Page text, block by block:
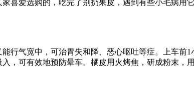
爱选购的，吃完了别扔果皮，遇到有些小毛病用
气宽中，可治胃失和降、恶心呕吐等症。上车前1
，可有效地预防晕车。橘皮用火烤焦，研成粉末，